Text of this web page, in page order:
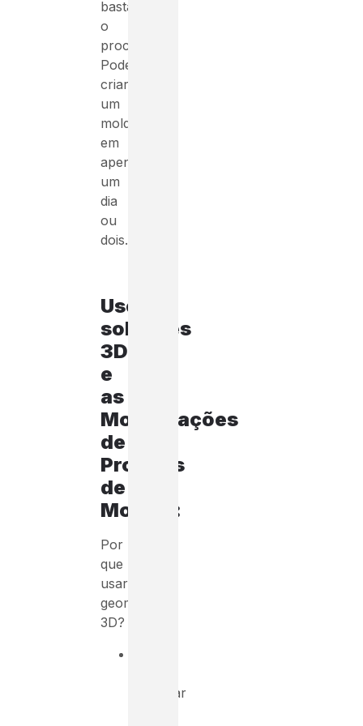
bastante
o
processo.
Podendo
criar
um
molde
em
apenas
um
dia
ou
dois.
Use
soluções
3D
e
as
Modificações
de
Projetos
de
Moldes:
Por
que
usar
geometrias
3D?
alcançar